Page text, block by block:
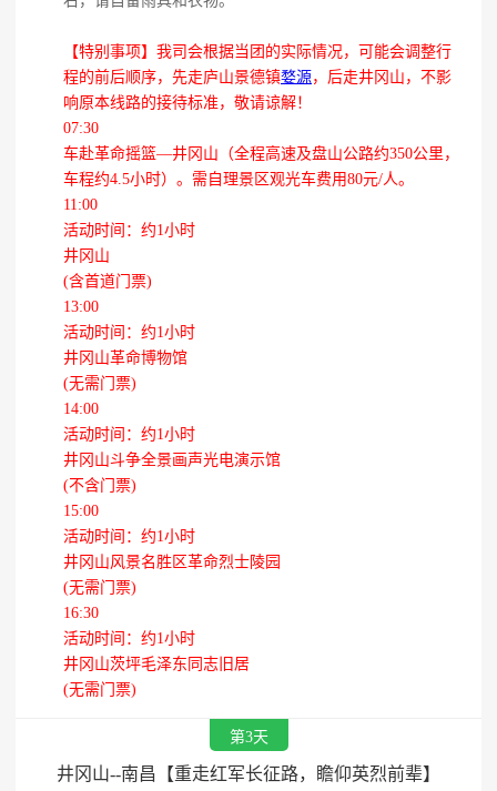
【特别事项】我司会根据当团的实际情况，可能会调整行
程的前后顺序，先走庐山景德镇婺源 ，后走井冈山，不影
响原本线路的接待标准，敬请谅解！
07:30
车赴革命摇篮—井冈山（全程高速及盘山公路约350公里，
车程约4.5小时）。 需自理景区观光车费用80元/人。
11:00
活动时间：约1小时
井冈山
(含首道门票)
13:00
活动时间：约1小时
井冈山革命博物馆
(无需门票)
14:00
活动时间：约1小时
井冈山斗争全景画声光电演示馆
(不含门票)
15:00
活动时间：约1小时
井冈山风景名胜区革命烈士陵园
(无需门票)
16:30
活动时间：约1小时
井冈山茨坪毛泽东同志旧居
(无需门票)
第3天
井冈山--南昌【重走红军长征路，瞻仰英烈前辈】